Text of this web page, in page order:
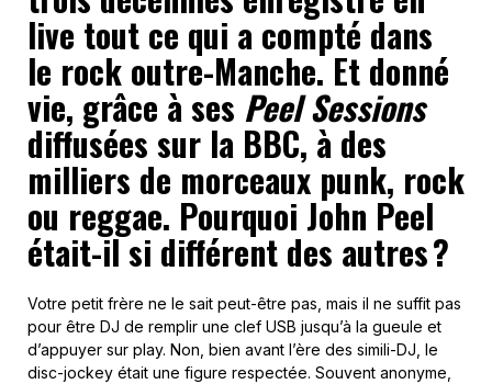
live tout ce qui a compté dans
le rock outre-Manche. Et donné
vie, grâce à ses Peel Sessions
diffusées sur la BBC, à des
milliers de morceaux punk, rock
ou reggae. Pourquoi John Peel
était-il si différent des autres ?
Votre petit frère ne le sait peut-être pas, mais il ne suffit pas
pour être DJ de remplir une clef USB jusqu’à la gueule et
d’appuyer sur play. Non, bien avant l’ère des simili-DJ, le
disc-jockey était une figure respectée. Souvent anonyme,